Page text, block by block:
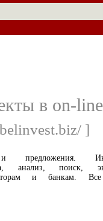
в on-
]
предложения.
анализ, поиск,
и банкам.